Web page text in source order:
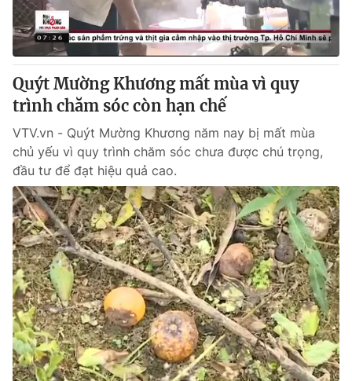
Quýt Mường Khương mất mùa vì quy
trình chăm sóc còn hạn chế
VTV.vn - Quýt Mường Khương năm nay bị mất mùa
chủ yếu vì quy trình chăm sóc chưa được chú trọng,
đầu tư để đạt hiệu quả cao.